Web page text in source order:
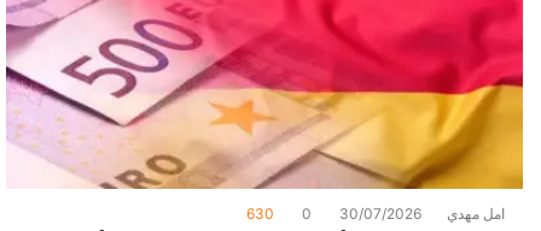
امل مهدي 30/07/2026
0
630